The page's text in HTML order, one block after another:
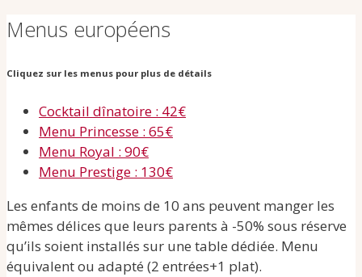
Menus européens
Cliquez sur les menus pour plus de détails
Cocktail dînatoire : 42€
Menu Princesse : 65€
Menu Royal : 90€
Menu Prestige : 130€
Les enfants de moins de 10 ans peuvent manger les
mêmes délices que leurs parents à -50% sous réserve
qu’ils soient installés sur une table dédiée. Menu
équivalent ou adapté (2 entrées+1 plat).